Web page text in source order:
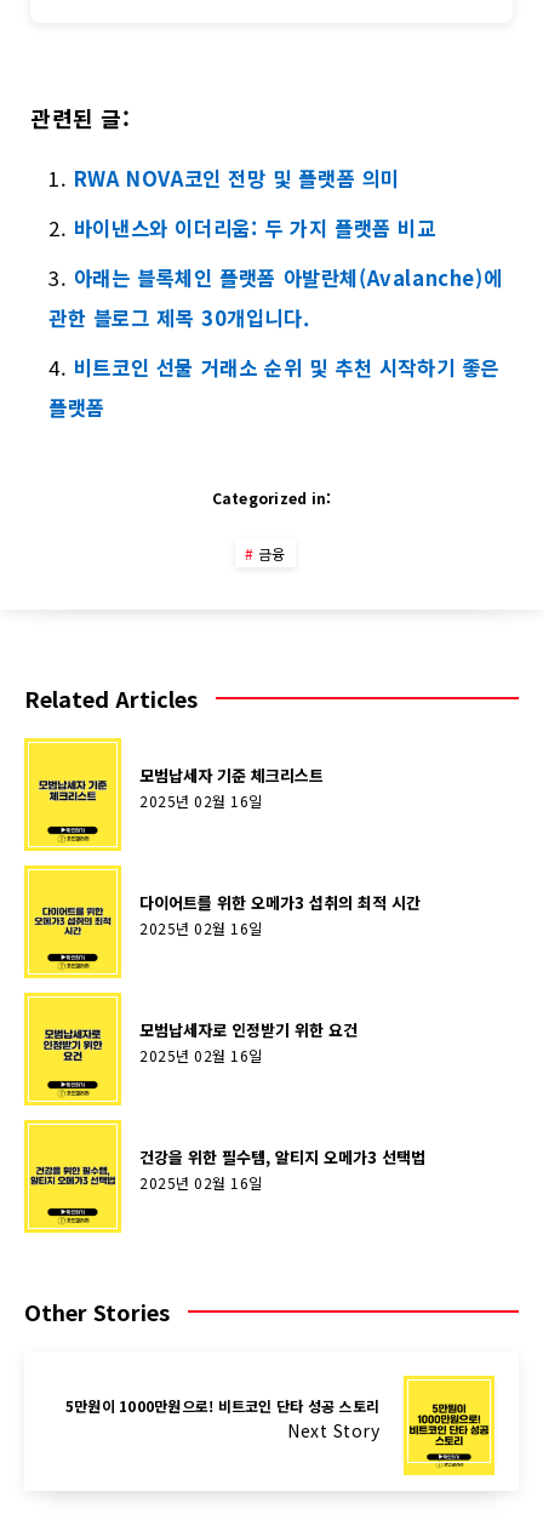
관련된 글:
RWA NOVA코인 전망 및 플랫폼 의미
바이낸스와 이더리움: 두 가지 플랫폼 비교
아래는 블록체인 플랫폼 아발란체(Avalanche)에
관한 블로그 제목 30개입니다.
비트코인 선물 거래소 순위 및 추천 시작하기 좋은
플랫폼
Categorized in:
금융
Related Articles
모범납세자 기준 체크리스트
2025년 02월 16일
다이어트를 위한 오메가3 섭취의 최적 시간
2025년 02월 16일
모범납세자로 인정받기 위한 요건
2025년 02월 16일
건강을 위한 필수템, 알티지 오메가3 선택법
2025년 02월 16일
Other Stories
5만원이 1000만원으로! 비트코인 단타 성공 스토리
Next Story